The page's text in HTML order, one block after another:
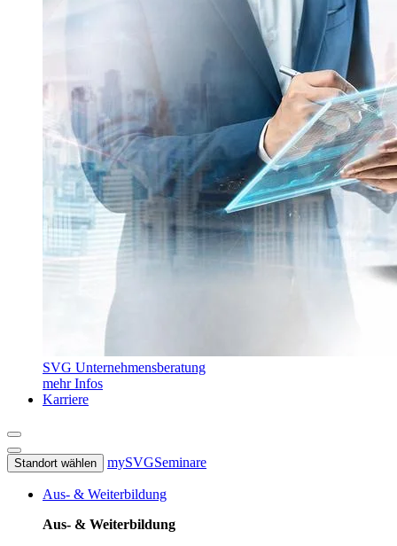
SVG Unternehmensberatung
mehr Infos
Karriere
Standort wählen mySVGSeminare
Aus- & Weiterbildung
Aus- & Weiterbildung